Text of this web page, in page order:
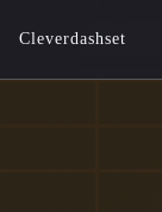
Cleverdashset